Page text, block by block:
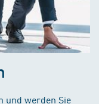
und werden Sie